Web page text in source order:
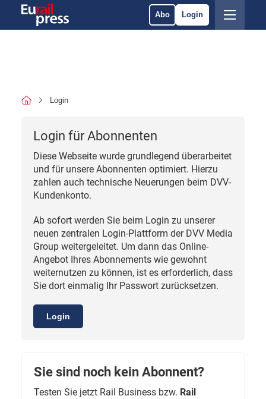
Abo Login
Login
Login für Abonnenten
Diese Webseite wurde grundlegend überarbeitet
und für unsere Abonnenten optimiert. Hierzu
zahlen auch technische Neuerungen beim DVV-
Kundenkonto.
Ab sofort werden Sie beim Login zu unserer
neuen zentralen Login-Plattform der DVV Media
Group weitergeleitet. Um dann das Online-
Angebot Ihres Abonnements wie gewohnt
weiternutzen zu können, ist es erforderlich, dass
Sie dort einmalig Ihr Passwort zurücksetzen.
Login
Sie sind noch kein Abonnent?
Testen Sie jetzt Rail Business bzw. Rail